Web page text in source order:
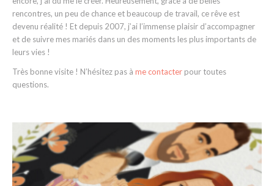
encore, j’ai dû me le créer. Heureusement, grâce à de belles
rencontres, un peu de chance et beaucoup de travail, ce rêve est
devenu réalité ! Et depuis 2007, j’ai l’immense plaisir d’accompagner
et de suivre mes mariés dans un des moments les plus importants de
leurs vies !
Très bonne visite ! N’hésitez pas à me contacter pour toutes
questions.